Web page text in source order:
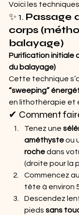
Voici les
✨ 1. Passage
corps
balayage)
Purification initiale
du balayage)
Cette technique
“sweeping”
en lithothérapie et
✔ Comment
Tenez une
améthyste ou
roche dans
(droite pour la
Commencez
tête à environ
Descendez
pieds sans